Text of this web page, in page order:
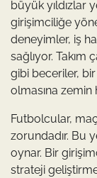
büyük yıldızlar
girişimciliğe
deneyimler, iş
sağlıyor. Takım
gibi beceriler,
olmasına zemin
Futbolcular,
zorundadır. Bu
oynar. Bir
strateji